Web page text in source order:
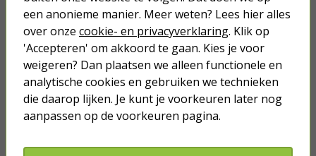
Gazongrond | Pokon | 30 liter (Bio-
label, Turfvrij)
11,95
Gazon hersteller | Pokon | 20 m²
(Graszaad, Meststof,
een anonieme manier. Meer weten? Lees hier alles
over onze cookie- en privacyverklaring. Klik op
'Accepteren' om akkoord te gaan. Kies je voor
weigeren? Dan plaatsen we alleen functionele en
analytische cookies en gebruiken we technieken
die daarop lijken. Je kunt je voorkeuren later nog
aanpassen op de voorkeuren pagina.